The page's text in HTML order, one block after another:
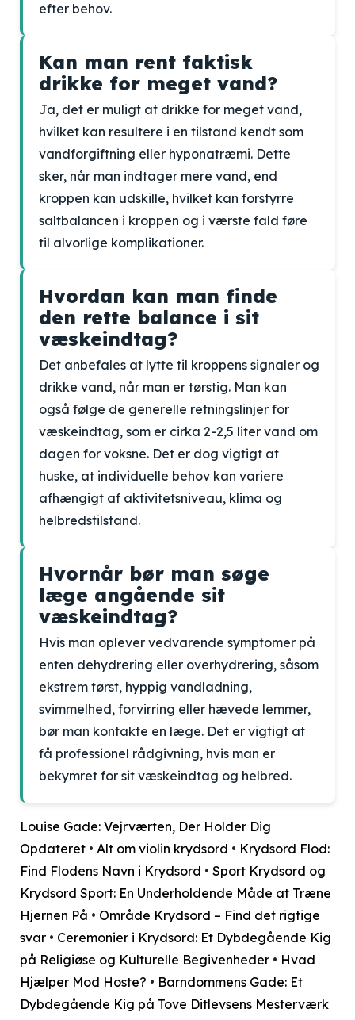
efter behov.
Kan man rent faktisk
drikke for meget vand?
Ja, det er muligt at drikke for meget vand,
hvilket kan resultere i en tilstand kendt som
vandforgiftning eller hyponatræmi. Dette
sker, når man indtager mere vand, end
kroppen kan udskille, hvilket kan forstyrre
saltbalancen i kroppen og i værste fald føre
til alvorlige komplikationer.
Hvordan kan man finde
den rette balance i sit
væskeindtag?
Det anbefales at lytte til kroppens signaler og
drikke vand, når man er tørstig. Man kan
også følge de generelle retningslinjer for
væskeindtag, som er cirka 2-2,5 liter vand om
dagen for voksne. Det er dog vigtigt at
huske, at individuelle behov kan variere
afhængigt af aktivitetsniveau, klima og
helbredstilstand.
Hvornår bør man søge
læge angående sit
væskeindtag?
Hvis man oplever vedvarende symptomer på
enten dehydrering eller overhydrering, såsom
ekstrem tørst, hyppig vandladning,
svimmelhed, forvirring eller hævede lemmer,
bør man kontakte en læge. Det er vigtigt at
få professionel rådgivning, hvis man er
bekymret for sit væskeindtag og helbred.
Louise Gade: Vejrværten, Der Holder Dig
Opdateret • Alt om violin krydsord • Krydsord Flod:
Find Flodens Navn i Krydsord • Sport Krydsord og
Krydsord Sport: En Underholdende Måde at Træne
Hjernen På • Område Krydsord – Find det rigtige
svar • Ceremonier i Krydsord: Et Dybdegående Kig
på Religiøse og Kulturelle Begivenheder • Hvad
Hjælper Mod Hoste? • Barndommens Gade: Et
Dybdegående Kig på Tove Ditlevsens Mesterværk